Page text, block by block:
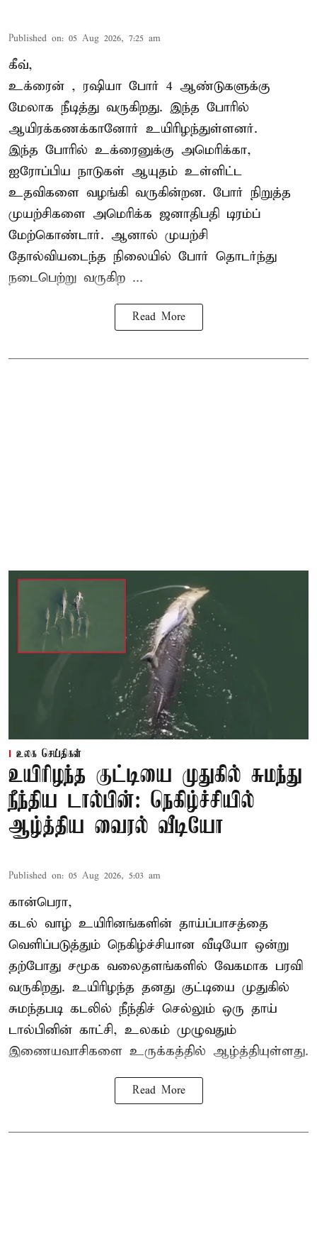
Published on: 05 Aug 2026, 7:25 am
கீவ்,
உக்ரைன் , ரஷியா போர் 4 ஆண்டுகளுக்கு
மேலாக நீடித்து வருகிறது. இந்த போரில்
ஆயிரக்கணக்கானோர் உயிரிழந்துள்ளனர்.
இந்த போரில் உக்ரைனுக்கு அமெரிக்கா,
ஐரோப்பிய நாடுகள் ஆயுதம் உள்ளிட்ட
உதவிகளை வழங்கி வருகின்றன. போர் நிறுத்த
முயற்சிகளை அமெரிக்க ஜனாதிபதி டிரம்ப்
மேற்கொண்டார். ஆனால் முயற்சி
தோல்வியடைந்த நிலையில் போர் தொடர்ந்து
நடைபெற்று வருகிற ...
Read More
உலக செய்திகள்
உயிரிழந்த குட்டியை முதுகில் சுமந்து
நீந்திய டால்பின்: நெகிழ்ச்சியில்
ஆழ்த்திய வைரல் வீடியோ
Published on: 05 Aug 2026, 5:03 am
கான்பெரா,
கடல் வாழ் உயிரினங்களின் தாய்ப்பாசத்தை
வெளிப்படுத்தும் நெகிழ்ச்சியான வீடியோ ஒன்று
தற்போது சமூக வலைதளங்களில் வேகமாக பரவி
வருகிறது. உயிரிழந்த தனது குட்டியை முதுகில்
சுமந்தபடி கடலில் நீந்திச் செல்லும் ஒரு தாய்
டால்பினின் காட்சி, உலகம் முழுவதும்
இணையவாசிகளை உருக்கத்தில் ஆழ்த்தியுள்ளது.
Read More